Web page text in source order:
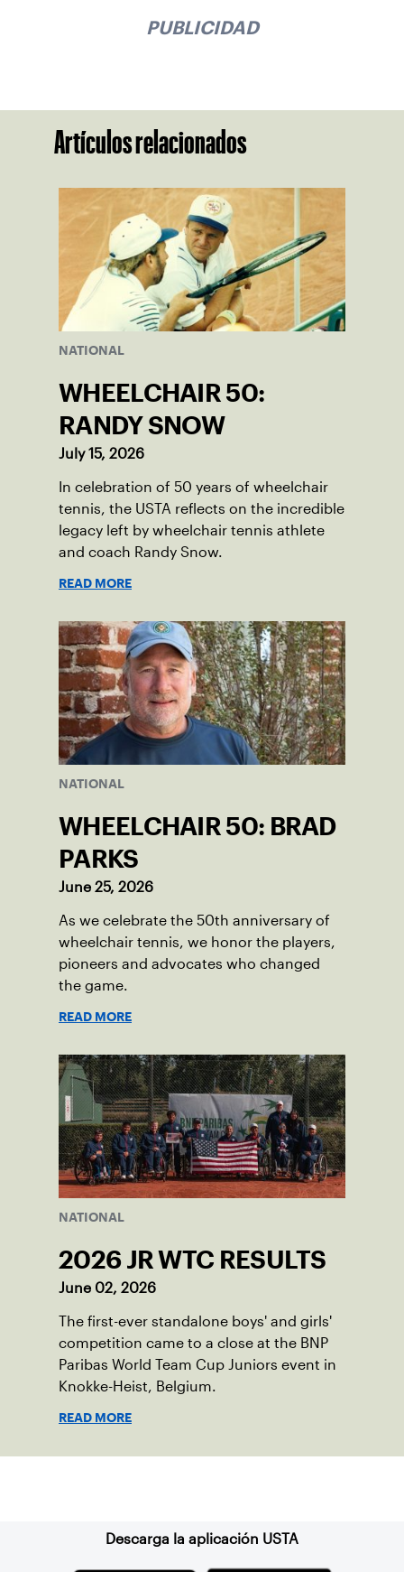
PUBLICIDAD
Artículos relacionados
NATIONAL
WHEELCHAIR 50:
RANDY SNOW
July 15, 2026
In celebration of 50 years of wheelchair
tennis, the USTA reflects on the incredible
legacy left by wheelchair tennis athlete
and coach Randy Snow.
READ MORE
NATIONAL
WHEELCHAIR 50: BRAD
PARKS
June 25, 2026
As we celebrate the 50th anniversary of
wheelchair tennis, we honor the players,
pioneers and advocates who changed
the game.
READ MORE
NATIONAL
2026 JR WTC RESULTS
June 02, 2026
The first-ever standalone boys' and girls'
competition came to a close at the BNP
Paribas World Team Cup Juniors event in
Knokke-Heist, Belgium.
READ MORE
Descarga la aplicación USTA